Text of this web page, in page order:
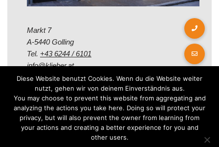
Markt 7
A-5440 Golling
Tel. +43 6244 / 6101
info@klieber.at
Öffungszeiten
Montag - Freitag:
08.00 - 12.00 Uhr
Diese Website benutzt Cookies. Wenn du die Website weiter
nutzt, gehen wir von deinem Einverständnis aus.
You may choose to prevent this website from aggregating and
analyzing the actions you take here. Doing so will protect your
privacy, but will also prevent the owner from learning from
your actions and creating a better experience for you and
other users.